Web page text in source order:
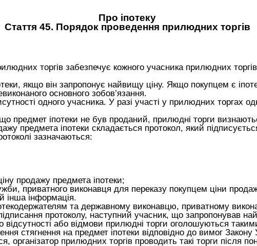
Про іпотеку
Стаття 45. Порядок проведення прилюдних торгів
торгів забезпечує кожного учасника прилюдних
якщо він запропонує найвищу ціну. Якщо покупцем є
основного зобов’язання.
одного учасника. У разі участі у прилюдних торгах
предмет іпотеки не був проданий, прилюдні торги
предмета іпотеки складається протокол, який
зазначаються:
продажу предмета іпотеки;
приватного виконавця для переказу покупцем ціни
інша інформація.
та державному виконавцю, приватному
протоколу, наступний учасник, що запропонував
або відмови прилюдні торги оголошуються
стягнення на предмет іпотеки відповідно до вимог Закону
організатор прилюдних торгів проводить такі торги після